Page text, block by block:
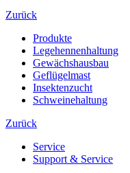
Zurück
Produkte
Legehennenhaltung
Gewächshausbau
Geflügelmast
Insektenzucht
Schweinehaltung
Zurück
Service
Support & Service